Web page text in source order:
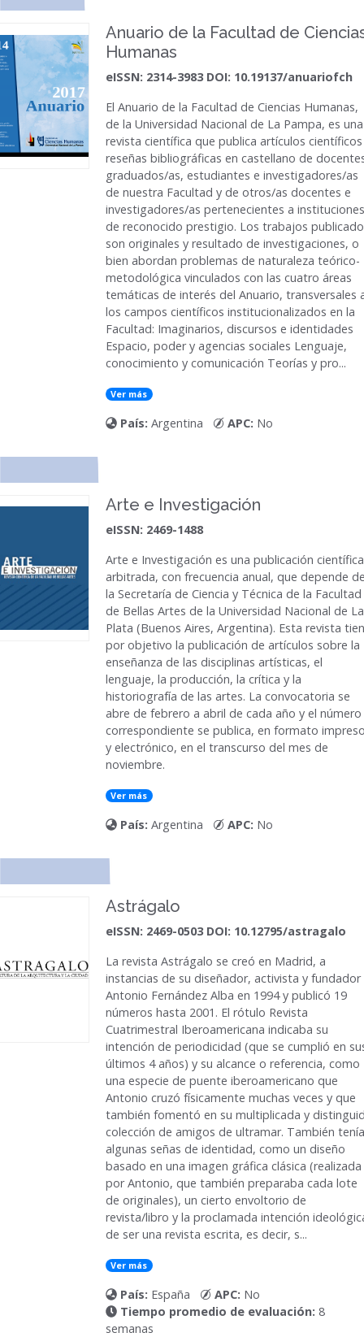
Anuario de la Facultad de
Humanas
eISSN: 2314-3983 DOI: 10.19137/anuariofch
El Anuario de la Facultad de Ciencias Humanas,
de la Universidad Nacional de La Pampa, es una
revista científica que publica artículos
reseñas bibliográficas en castellano de
graduados/as, estudiantes e investigadores/as
de nuestra Facultad y de otros/as docentes e
investigadores/as pertenecientes a instituciones
de reconocido prestigio. Los trabajos
son originales y resultado de investigaciones, o
bien abordan problemas de naturaleza teórico-
metodológica vinculados con las cuatro áreas
temáticas de interés del Anuario, transversales
los campos científicos institucionalizados en la
Facultad: Imaginarios, discursos e identidades
Espacio, poder y agencias sociales Lenguaje,
conocimiento y comunicación Teorías y pro...
Ver más
País: Argentina APC: No
Arte e Investigación
eISSN: 2469-1488
Arte e Investigación es una publicación científica
arbitrada, con frecuencia anual, que depende
la Secretaría de Ciencia y Técnica de la Facultad
de Bellas Artes de la Universidad Nacional de La
Plata (Buenos Aires, Argentina). Esta revista
por objetivo la publicación de artículos sobre la
enseñanza de las disciplinas artísticas, el
lenguaje, la producción, la crítica y la
historiografía de las artes. La convocatoria se
abre de febrero a abril de cada año y el número
correspondiente se publica, en formato
y electrónico, en el transcurso del mes de
noviembre.
Ver más
País: Argentina APC: No
Astrágalo
eISSN: 2469-0503 DOI: 10.12795/astragalo
La revista Astrágalo se creó en Madrid, a
instancias de su diseñador, activista y fundador
Antonio Fernández Alba en 1994 y publicó 19
números hasta 2001. El rótulo Revista
Cuatrimestral Iberoamericana indicaba su
intención de periodicidad (que se cumplió en
últimos 4 años) y su alcance o referencia, como
una especie de puente iberoamericano que
Antonio cruzó físicamente muchas veces y que
también fomentó en su multiplicada y
colección de amigos de ultramar. También tenía
algunas señas de identidad, como un diseño
basado en una imagen gráfica clásica (realizada
por Antonio, que también preparaba cada lote
de originales), un cierto envoltorio de
revista/libro y la proclamada intención
de ser una revista escrita, es decir, s...
Ver más
País: España APC: No
Tiempo promedio de evaluación: 8
semanas